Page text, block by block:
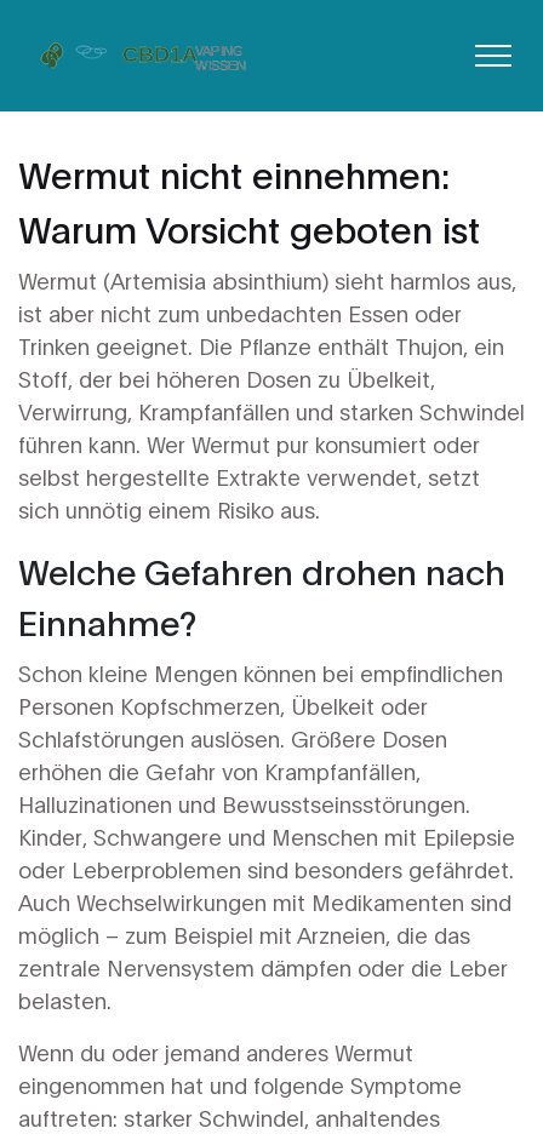
Wermut nicht einnehmen:
Warum Vorsicht geboten ist
Wermut (Artemisia absinthium) sieht harmlos aus,
ist aber nicht zum unbedachten Essen oder
Trinken geeignet. Die Pflanze enthält Thujon, ein
Stoff, der bei höheren Dosen zu Übelkeit,
Verwirrung, Krampfanfällen und starken Schwindel
führen kann. Wer Wermut pur konsumiert oder
selbst hergestellte Extrakte verwendet, setzt
sich unnötig einem Risiko aus.
Welche Gefahren drohen nach
Einnahme?
Schon kleine Mengen können bei empfindlichen
Personen Kopfschmerzen, Übelkeit oder
Schlafstörungen auslösen. Größere Dosen
erhöhen die Gefahr von Krampfanfällen,
Halluzinationen und Bewusstseinsstörungen.
Kinder, Schwangere und Menschen mit Epilepsie
oder Leberproblemen sind besonders gefährdet.
Auch Wechselwirkungen mit Medikamenten sind
möglich – zum Beispiel mit Arzneien, die das
zentrale Nervensystem dämpfen oder die Leber
belasten.
Wenn du oder jemand anderes Wermut
eingenommen hat und folgende Symptome
auftreten: starker Schwindel, anhaltendes